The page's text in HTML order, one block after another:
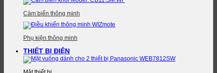
Cảm biến thông minh
Phụ kiện thông minh
THIẾT BỊ ĐIỆN